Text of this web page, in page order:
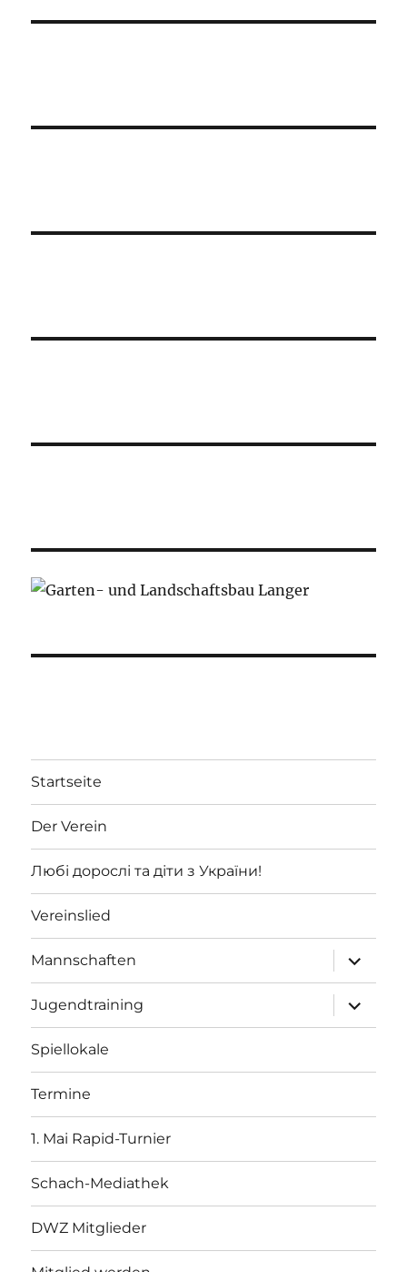
Startseite
Der Verein
Любі дорослі та діти з України!
Vereinslied
Mannschaften
öffnen
Jugendtraining
öffnen
Spiellokale
Termine
1. Mai Rapid-Turnier
Schach-Mediathek
DWZ Mitglieder